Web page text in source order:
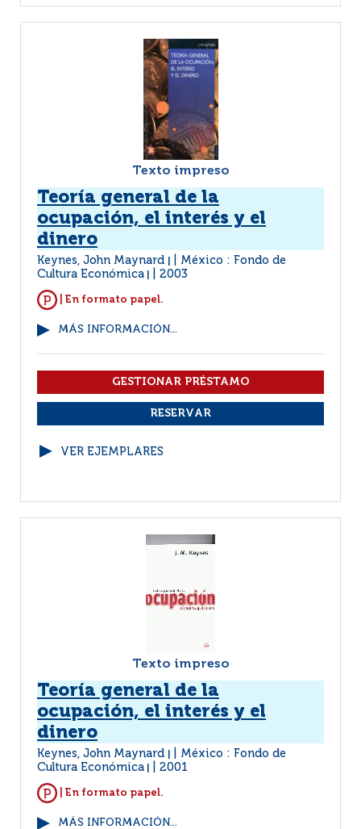
Texto impreso
Teoría general de la
ocupación, el interés y el
dinero
Keynes, John Maynard
México : Fondo de
Cultura Económica
2003
| En formato papel.
MÁS INFORMACIÓN...
VER EJEMPLARES
Texto impreso
Teoría general de la
ocupación, el interés y el
dinero
Keynes, John Maynard
México : Fondo de
Cultura Económica
2001
| En formato papel.
MÁS INFORMACIÓN...